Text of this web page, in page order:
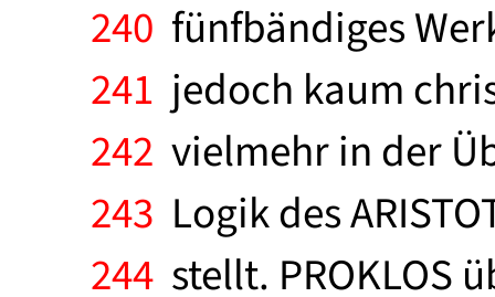
240 fünfbändiges
241 jedoch kaum
242 vielmehr in der
243 Logik des
244 stellt. PROKLOS